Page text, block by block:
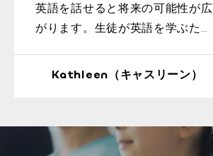
英語を話せると将来の可能性が広
がります。生徒が英語を学ぶため
楽しみながら英語を学べるように
Kathleen（キャスリーン）